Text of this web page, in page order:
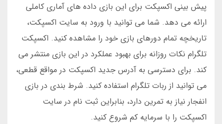
پیش بینی اکسپکت برای این بازی داده های آماری کاملی
ارائه می دهد. شما می توانید با ورود به سایت اکسپکت،
تاریخچه تمام دورهای بازی خود را مشاهده کنید. اکسپکت
تلگرام نکات روزانه برای بهبود عملکرد در این بازی منتشر می
کند. برای دسترسی به آدرس جدید اکسپکت در مواقع قطعی،
می توانید از ربات تلگرام استفاده کنید. شرط بندی در بازی
انفجار نیاز به تمرین دارد، بنابراین ثبت نام در سایت
اکسپکت را با سرمایه کم شروع کنید.